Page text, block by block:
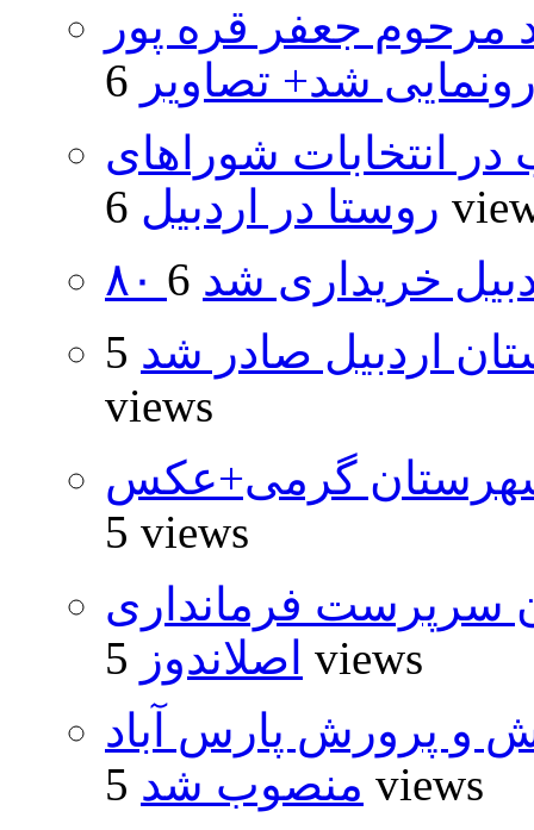
مرحوم جعفر قره پور
شد+ تصاویر
۵۰۰۰ داوطلب در انتخابات شوراهای
روستا در اردبیل 6
خریداری شد
اردبیل صادر شد 5
views
گرمی+عکس
5 views
سرپرست فرمانداری
اصلاندوز 5 views
و پرورش پارس آباد
منصوب شد 5 views